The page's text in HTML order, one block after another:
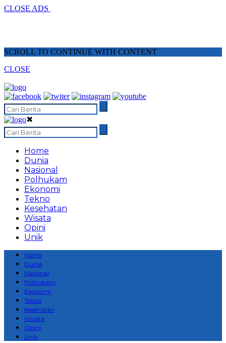
CLOSE ADS
SCROLL TO CONTINUE WITH CONTENT
CLOSE
✖
Home
Dunia
Nasional
Polhukam
Ekonomi
Tekno
Kesehatan
Wisata
Opini
Unik
Home
Dunia
Nasional
Polhukam
Ekonomi
Tekno
Kesehatan
Wisata
Opini
Unik